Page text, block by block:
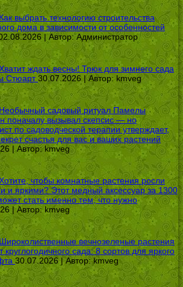
Как выбрать технологию строительства
дома в зависимости от особенностей
| Автор:Администратор
ждать весны! Трюк для зимнего сада
Стюарт 30.07.2026 | Автор: kmveg
садовый ритуал Памелы
поначалу вызывал скепсис — но
по садоводческой терапии утверждает,
счастья для вас и ваших растений
| Автор:kmveg
чтобы комнатные растения росли
и яркими? Этот медный аксессуар за 1300
стать именно тем, что нужно
| Автор:kmveg
вечнозеленые растения
круглогодичного сада: 8 сортов для яркого
30.07.2026 | Автор:kmveg